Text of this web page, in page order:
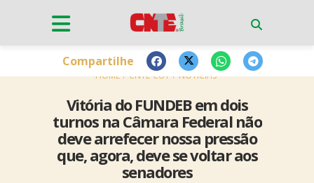
HOME CNTE-CUT NOTÍCIAS
Vitória do FUNDEB em dois
turnos na Câmara Federal não
deve arrefecer nossa pressão
que, agora, deve se voltar aos
senadores
Compartilhe